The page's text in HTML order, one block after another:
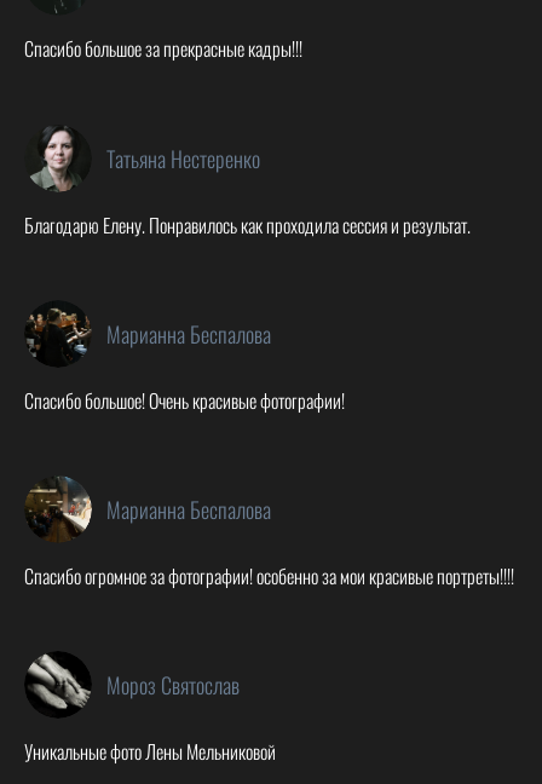
Спасибо большое за прекрасные кадры!!!
Татьяна Нестеренко
Благодарю Елену. Понравилось как проходила сессия и результат.
Марианна Беспалова
Спасибо большое! Очень красивые фотографии!
Марианна Беспалова
Спасибо огромное за фотографии! особенно за мои красивые портреты!!!!
Мороз Святослав
Уникальные фото Лены Мельниковой